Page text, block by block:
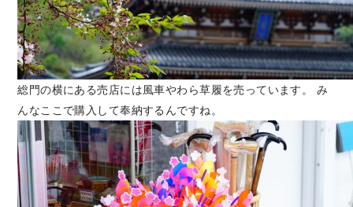
総門の横にある売店には風車やわら草履を売っています。 み
んなここで購入して奉納するんですね。